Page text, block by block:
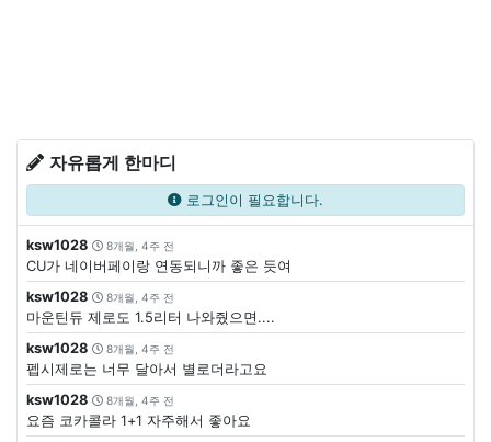
자유롭게 한마디
로그인이 필요합니다.
ksw1028 8개월, 4주 전
CU가 네이버페이랑 연동되니까 좋은 듯여
ksw1028
8개월, 4주 전
마운틴듀 제로도 1.5리터 나와줬으면....
ksw1028
8개월, 4주 전
펩시제로는 너무 달아서 별로더라고요
ksw1028
8개월, 4주 전
요즘 코카콜라 1+1 자주해서 좋아요